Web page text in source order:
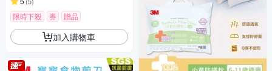
限時下殺 券 贈品
加入購物車